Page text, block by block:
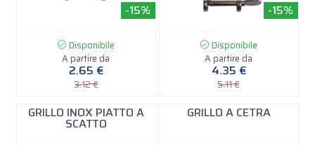
-15%
Disponibile
A partire da
2.65 €
3.12 €
-15%
Disponibile
A partire da
4.35 €
5.11 €
GRILLO INOX PIATTO A
SCATTO
GRILLO A CETRA